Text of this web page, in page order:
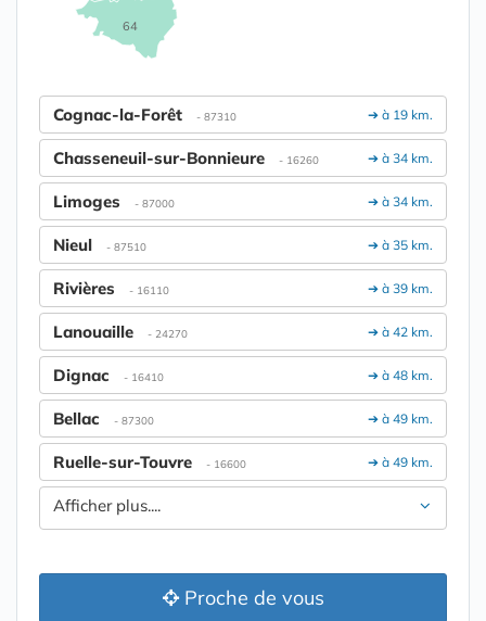
64
➔ à 19 km.
Cognac-la-Forêt - 87310
➔ à 34 km.
Chasseneuil-sur-Bonnieure - 16260
➔ à 34 km.
Limoges - 87000
➔ à 35 km.
Nieul - 87510
➔ à 39 km.
Rivières - 16110
➔ à 42 km.
Lanouaille - 24270
➔ à 48 km.
Dignac - 16410
➔ à 49 km.
Bellac - 87300
➔ à 49 km.
Ruelle-sur-Touvre - 16600
Afficher plus....
Proche de vous